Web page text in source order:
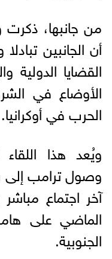
من جانبها،
أن الجانبين
القضايا الدولية
الأوضاع في
الحرب في أوكرانيا.
ويُعد هذا
وصول ترامب إلى
آخر اجتماع
الماضي على
الجنوبية.